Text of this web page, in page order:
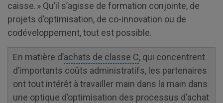
caisse. » Qu’il s’agisse de formation conjointe, de
projets d’optimisation, de co-innovation ou de
codéveloppement, tout est possible.
En matière d’achats de classe C, qui concentrent
d’importants coûts administratifs, les partenaires
ont tout intérêt à travailler main dans la main dans
une optique d’optimisation des processus d’achat